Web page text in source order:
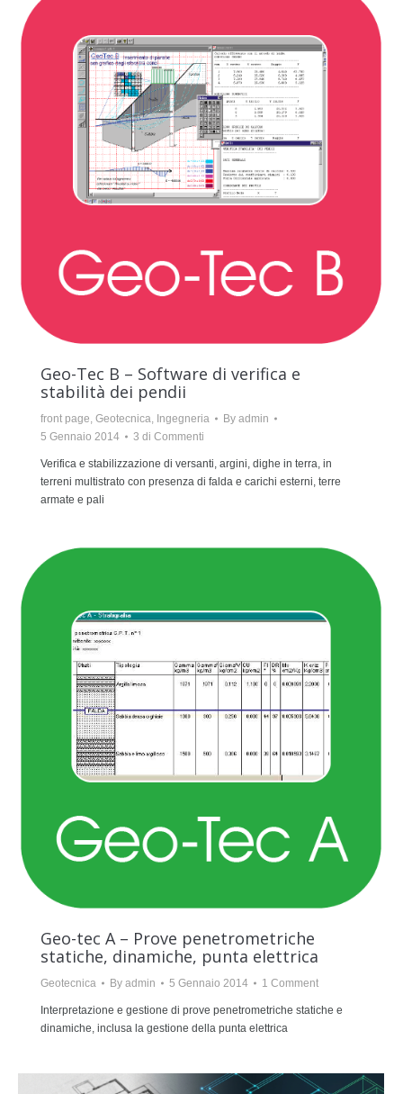
Geo-Tec B – Software di verifica e
stabilità dei pendii
front page, Geotecnica, Ingegneria By admin
5 Gennaio 2014
3 di Commenti
Verifica e stabilizzazione di versanti, argini, dighe in terra, in
terreni multistrato con presenza di falda e carichi esterni, terre
armate e pali
Geo-tec A – Prove penetrometriche
statiche, dinamiche, punta elettrica
Geotecnica By admin 5 Gennaio 2014 1 Comment
Interpretazione e gestione di prove penetrometriche statiche e
dinamiche, inclusa la gestione della punta elettrica